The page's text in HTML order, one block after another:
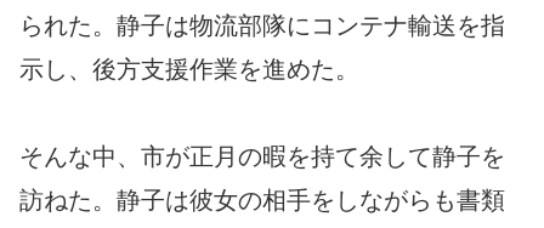
られた。静子は物流部隊にコンテナ輸送を指
示し、後方支援作業を進めた。
そんな中、市が正月の暇を持て余して静子を
訪ねた。静子は彼女の相手をしながらも書類